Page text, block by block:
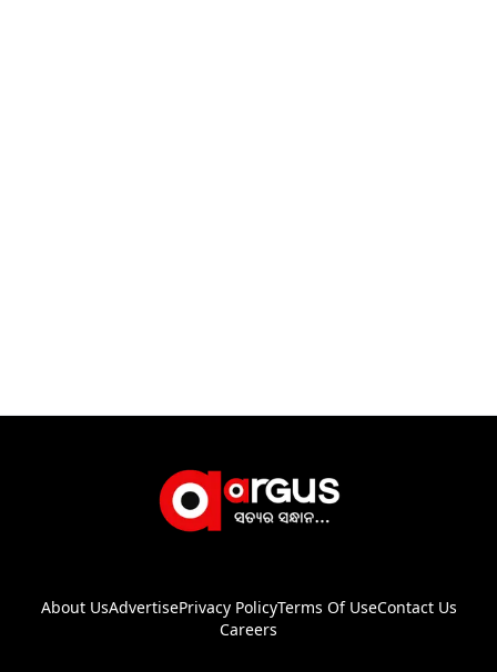
About UsAdvertisePrivacy PolicyTerms Of UseContact Us
Careers